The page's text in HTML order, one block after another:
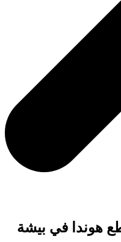
هوندا في بيشة